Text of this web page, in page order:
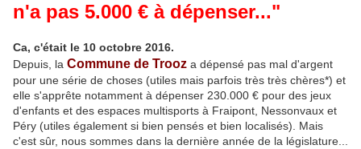
n'a pas 5.000 € à dépenser..."
Ca, c'était le 10 octobre 2016.
Depuis, la Commune de Trooz a dépensé pas mal d'argent
pour une série de choses (utiles mais parfois très très chères*) et
elle s'apprête notamment à dépenser 230.000 € pour des jeux
d'enfants et des espaces multisports à Fraipont, Nessonvaux et
Péry (utiles également si bien pensés et bien localisés). Mais
c'est sûr, nous sommes dans la dernière année de la législature...